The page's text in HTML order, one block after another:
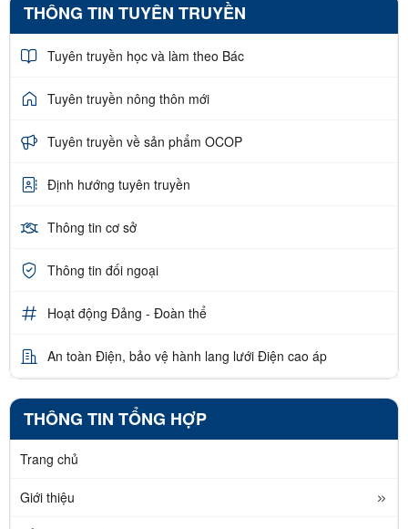
THÔNG TIN TUYÊN TRUYỀN
Tuyên truyền học và làm theo Bác
Tuyên truyền nông thôn mới
Tuyên truyền về sản phẩm OCOP
Định hướng tuyên truyền
Thông tin cơ sở
Thông tin đối ngoại
Hoạt động Đảng - Đoàn thể
An toàn Điện, bảo vệ hành lang lưới Điện cao áp
THÔNG TIN TỔNG HỢP
Trang chủ
Giới thiệu